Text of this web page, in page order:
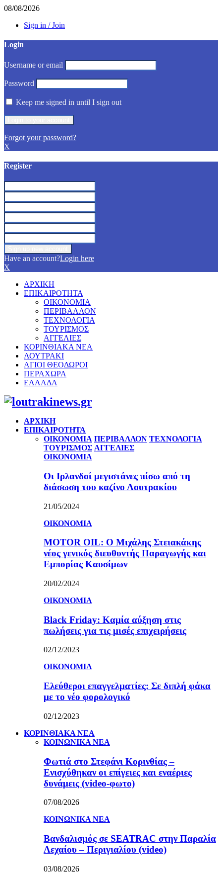
08/08/2026
Sign in / Join
Login
Username or email
Password
Keep me signed in until I sign out
Forgot your password?
X
Register
Have an account?Login here
X
ΑΡΧΙΚΗ
ΕΠΙΚΑΙΡΟΤΗΤΑ
ΟΙΚΟΝΟΜΙΑ
ΠΕΡΙΒΑΛΛΟΝ
ΤΕΧΝΟΛΟΓΙΑ
ΤΟΥΡΙΣΜΟΣ
ΑΓΓΕΛΙΕΣ
ΚΟΡΙΝΘΙΑΚΑ ΝΕΑ
ΛΟΥΤΡΑΚΙ
ΑΓΙΟΙ ΘΕΟΔΩΡΟΙ
ΠΕΡΑΧΩΡΑ
ΕΛΛΑΔΑ
Facebook
Twitter
Instagram
Pinterest
Youtube
ΑΡΧΙΚΗ
ΕΠΙΚΑΙΡΟΤΗΤΑ
ΟΙΚΟΝΟΜΙΑ ΠΕΡΙΒΑΛΛΟΝ ΤΕΧΝΟΛΟΓΙΑ
ΤΟΥΡΙΣΜΟΣ ΑΓΓΕΛΙΕΣ
ΟΙΚΟΝΟΜΙΑ
Οι Ιρλανδοί μεγιστάνες πίσω από τη
διάσωση του καζίνο Λουτρακίου
21/05/2024
ΟΙΚΟΝΟΜΙΑ
MOTOR OIL: Ο Μιχάλης Στειακάκης
νέος γενικός διευθυντής Παραγωγής και
Εμπορίας Καυσίμων
20/02/2024
ΟΙΚΟΝΟΜΙΑ
Black Friday: Καμία αύξηση στις
πωλήσεις για τις μισές επιχειρήσεις
02/12/2023
ΟΙΚΟΝΟΜΙΑ
Ελεύθεροι επαγγελματίες: Σε διπλή φάκα
με το νέο φορολογικό
02/12/2023
ΚΟΡΙΝΘΙΑΚΑ ΝΕΑ
ΚΟΙΝΩΝΙΚΑ ΝΕΑ
Φωτιά στο Στεφάνι Κορινθίας –
Ενισχύθηκαν οι επίγειες και εναέριες
δυνάμεις (video-φωτο)
07/08/2026
ΚΟΙΝΩΝΙΚΑ ΝΕΑ
Βανδαλισμός σε SEATRAC στην Παραλία
Λεχαίου – Περιγιαλίου (video)
03/08/2026